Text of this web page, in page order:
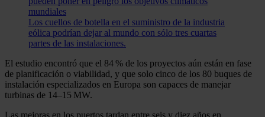
mundiales
Los cuellos de botella en el suministro de la industria
eólica podrían dejar al mundo con sólo tres cuartas
partes de las instalaciones.
El estudio encontró que el 84 % de los proyectos aún están en fase
de planificación o viabilidad, y que solo cinco de los 80 buques de
instalación especializados en Europa son capaces de manejar
turbinas de 14–15 MW.
Las mejoras en los puertos tardan entre seis y diez años en